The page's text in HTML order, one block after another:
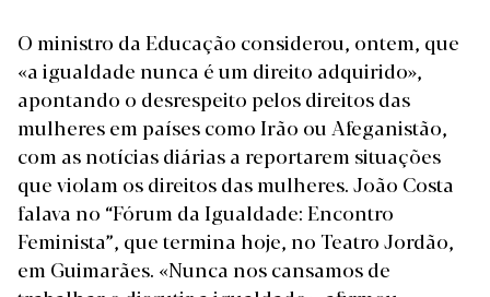
O ministro da Educação considerou, ontem, que
«a igualdade nunca é um direito adquirido»,
apontando o desrespeito pelos direitos das
mulheres em países como Irão ou Afeganistão,
com as notícias diárias a reportarem situações
que violam os direitos das mulheres. João Costa
falava no “Fórum da Igualdade: Encontro
Feminista”, que termina hoje, no Teatro Jordão,
em Guimarães. «Nunca nos cansamos de